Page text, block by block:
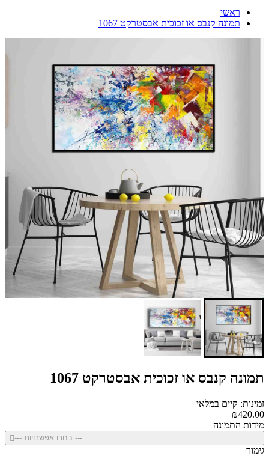
ראשי
תמונה קנבס או זכוכית אבסטרקט 1067
תמונה קנבס או זכוכית אבסטרקט 1067
זמינות: קיים במלאי
₪420.00
מידות התמונה
--- בחרו אפשרויות ---
גימור